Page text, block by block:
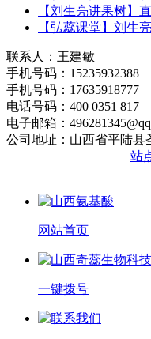
【刘生亮讲果树】
【弘蕊课堂】刘生
联系人：王建敏
手机号码：15235932388
手机号码：17635918777
电话号码：400 0351 817
电子邮箱：
公司地址：山西省平陆县
站
网站首页
一键拨号